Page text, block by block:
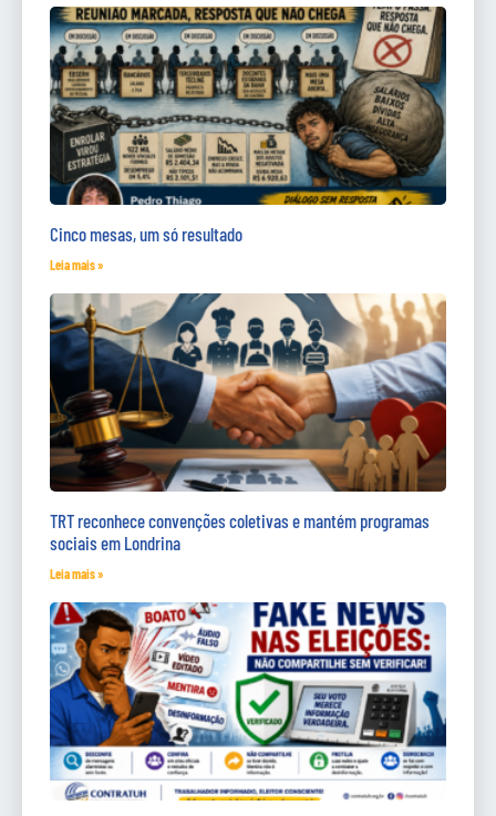
Cinco mesas, um só resultado
Leia mais »
TRT reconhece convenções coletivas e mantém programas
sociais em Londrina
Leia mais »